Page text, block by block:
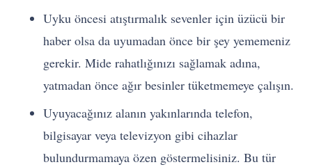
Uyku öncesi atıştırmalık sevenler için üzücü bir
haber olsa da uyumadan önce bir şey yememeniz
gerekir. Mide rahatlığınızı sağlamak adına,
yatmadan önce ağır besinler tüketmemeye çalışın.
Uyuyacağınız alanın yakınlarında telefon,
bilgisayar veya televizyon gibi cihazlar
bulundurmamaya özen göstermelisiniz. Bu tür